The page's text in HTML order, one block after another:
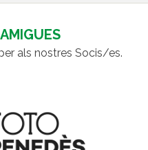
als nostres Socis/es.